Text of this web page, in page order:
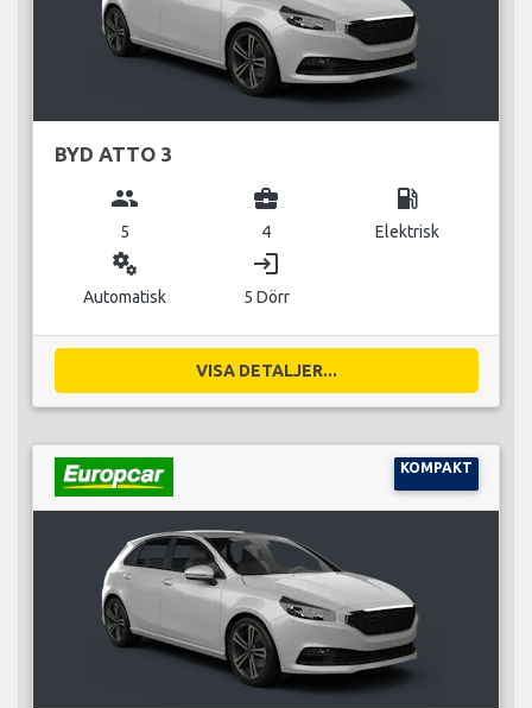
BYD ATTO 3
group
5
business_center
4
local_gas_station
Elektrisk
miscellaneous_services
Automatisk
login
5 Dörr
VISA DETALJER...
KOMPAKT